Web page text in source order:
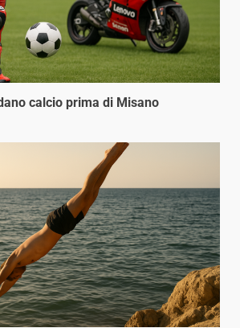
calcio prima di Misano